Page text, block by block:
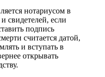
нотариусом в
свидетелей, если
подпись
считается датой,
и вступать в
открывать